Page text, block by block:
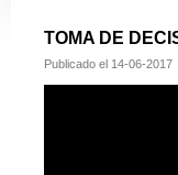
TOMA DE
Publicado el 14-06-2017